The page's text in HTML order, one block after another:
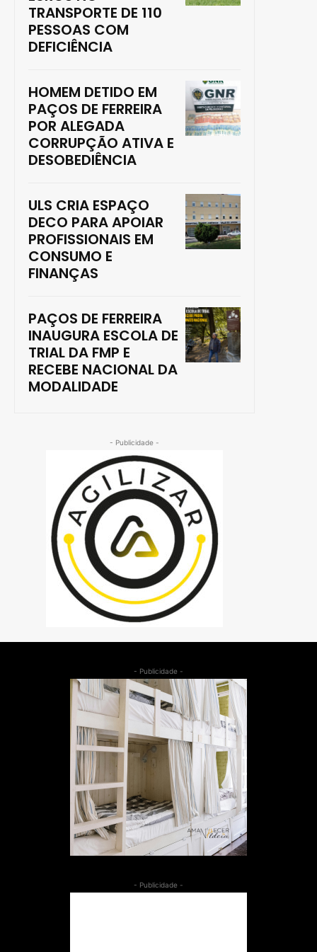
TRANSPORTE DE 110
PESSOAS COM
DEFICIÊNCIA
HOMEM DETIDO EM
PAÇOS DE FERREIRA
POR ALEGADA
CORRUPÇÃO ATIVA E
DESOBEDIÊNCIA
ULS CRIA ESPAÇO
DECO PARA APOIAR
PROFISSIONAIS EM
CONSUMO E
FINANÇAS
PAÇOS DE FERREIRA
INAUGURA ESCOLA DE
TRIAL DA FMP E
RECEBE NACIONAL DA
MODALIDADE
- Publicidade -
- Publicidade -
- Publicidade -